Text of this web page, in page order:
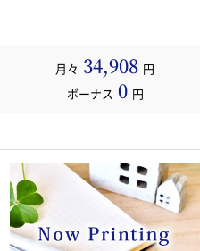
月々 34,908 円
ボーナス 0 円